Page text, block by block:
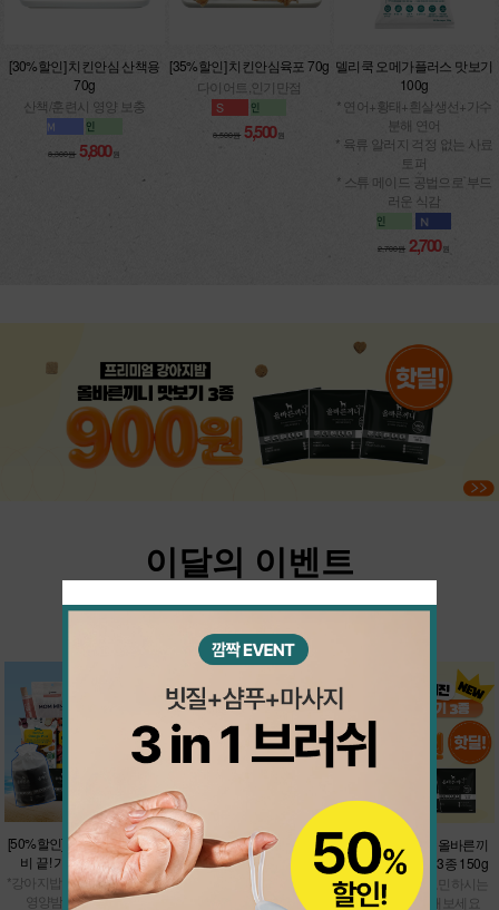
[30%할인] 치킨안심 산책용
70g
산책/훈련시 영양 보충
8,300원 5,800 원
[35%할인] 치킨안심육포 70g
다이어트,인기만점
8,500원 5,500 원
델리쿡 오메가플러스 맛보기
100g
* 연어+황태+흰살생선+가수
분해 연어
* 육류 알러지 걱정 없는 사료
토퍼
* 스튜 메이드 공법으로 부드
러운 식감
2,700원 2,700 원
이달의 이벤트
댕댕이들을 위한 매달 새로운 이벤트
더보기
[50%할인] 간단하게 여행 준
비 끝! 가볍'개' 바캉스팩
*강아지밥 맛보기 7종 + 맘맘
영양밤 (택1) + 냠냠이
[37%할인] 쿨썸머 밸런스 팩
*올바른끼니 본품 택1 + 남극
크릴 오메가 바
*여름철 건강관리
★샘플900핫딜★올바른끼
니 플러스 맛보기 3종 150g
* 강아지밥으로 고민하시는
분들은 테스트 해보세요